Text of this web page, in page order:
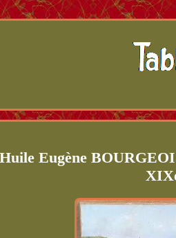
Eugène